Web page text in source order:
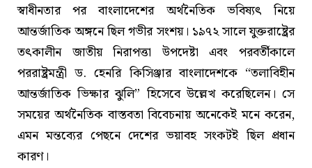
স্বাধীনতার পর বাংলাদেশের অর্থনৈতিক ভবিষ্যৎ নিয়ে
আন্তর্জাতিক অঙ্গনে ছিল গভীর সংশয়। ১৯৭২ সালে যুক্তরাষ্ট্রের
তৎকালীন জাতীয় নিরাপত্তা উপদেষ্টা এবং পরবর্তীকালে
পররাষ্ট্রমন্ত্রী ড. হেনরি কিসিঞ্জার বাংলাদেশকে “তলাবিহীন
আন্তর্জাতিক ভিক্ষার ঝুলি” হিসেবে উল্লেখ করেছিলেন। সে
সময়ের অর্থনৈতিক বাস্তবতা বিবেচনায় অনেকেই মনে করেন,
এমন মন্তব্যের পেছনে দেশের ভয়াবহ সংকটই ছিল প্রধান
কারণ।